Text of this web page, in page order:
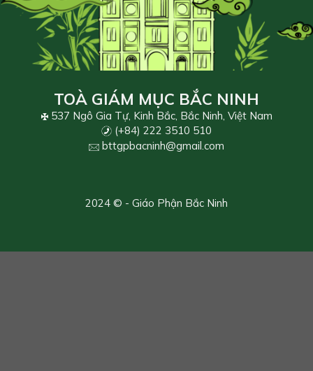
TOÀ GIÁM MỤC BẮC NINH
537 Ngô Gia Tự, Kinh Bắc, Bắc Ninh, Việt Nam
(+84) 222 3510 510
bttgpbacninh@gmail.com
2024 © - Giáo Phận Bắc Ninh